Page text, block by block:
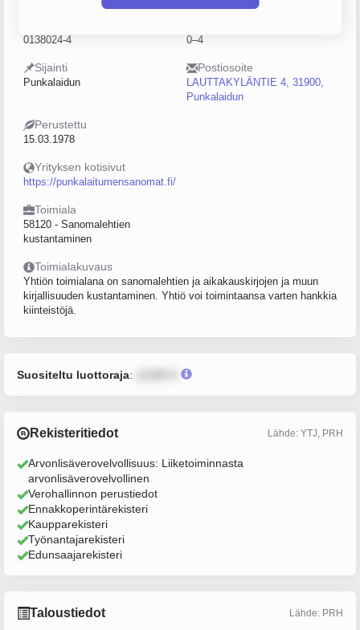
0138024-4 0–4
Sijainti
Punkalaidun
Postiosoite
LAUTTAKYLÄNTIE 4, 31900,
Punkalaidun
Perustettu
15.03.1978
Yrityksen kotisivut
https://punkalaitumensanomat.fi/
Toimiala
58120 - Sanomalehtien
kustantaminen
Toimialakuvaus
Yhtiön toimialana on sanomalehtien ja aikakauskirjojen ja muun
kirjallisuuden kustantaminen. Yhtiö voi toimintaansa varten hankkia
kiinteistöjä.
Suositeltu luottoraja:
Rekisteritiedot Lähde: YTJ, PRH
Arvonlisäverovelvollisuus: Liiketoiminnasta
arvonlisäverovelvollinen
Verohallinnon perustiedot
Ennakkoperintärekisteri
Kaupparekisteri
Työnantajarekisteri
Edunsaajarekisteri
Taloustiedot Lähde: PRH